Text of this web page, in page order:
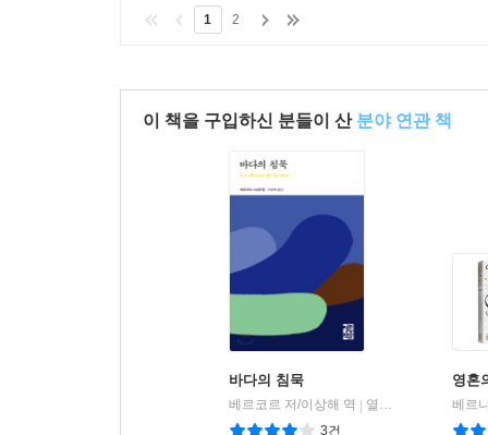
1 2
이 책을 구입하신 분들이 산 분야 연관 책
바다의 침묵
베르코르 저/이상해 역 | 열린책들
3건
영혼